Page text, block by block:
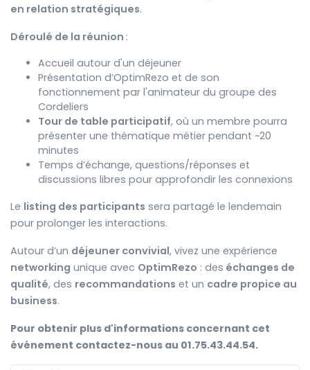
en relation stratégiques.
Déroulé de la réunion :
Accueil autour d'un déjeuner
Présentation d’OptimRezo et de son
fonctionnement par l'animateur du groupe des
Cordeliers
Tour de table participatif, où un membre pourra
présenter une thématique métier pendant ~20
minutes
Temps d’échange, questions/réponses et
discussions libres pour approfondir les connexions
Le listing des participants sera partagé le lendemain
pour prolonger les interactions.
Autour d’un déjeuner convivial, vivez une expérience
networking unique avec OptimRezo : des échanges de
qualité, des recommandations et un cadre propice au
business.
Pour obtenir plus d'informations concernant cet
événement contactez-nous au 01.75.43.44.54.